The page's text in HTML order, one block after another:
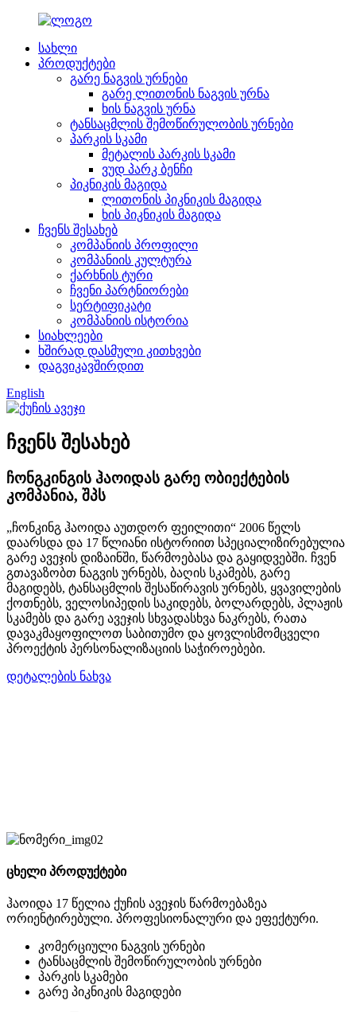
სახლი
პროდუქტები
გარე ნაგვის ურნები
გარე ლითონის ნაგვის ურნა
ხის ნაგვის ურნა
ტანსაცმლის შემოწირულობის ურნები
პარკის სკამი
მეტალის პარკის სკამი
ვუდ პარკ ბენჩი
პიკნიკის მაგიდა
ლითონის პიკნიკის მაგიდა
ხის პიკნიკის მაგიდა
ჩვენს შესახებ
კომპანიის პროფილი
კომპანიის კულტურა
ქარხნის ტური
ჩვენი პარტნიორები
სერტიფიკატი
კომპანიის ისტორია
სიახლეები
ხშირად დასმული კითხვები
დაგვიკავშირდით
English
ჩვენს შესახებ
ჩონგკინგის ჰაოიდას გარე ობიექტების
კომპანია, შპს
„ჩონკინგ ჰაოიდა აუთდორ ფეილითი“ 2006 წელს
დაარსდა და 17 წლიანი ისტორიით სპეციალიზირებულია
გარე ავეჯის დიზაინში, წარმოებასა და გაყიდვებში. ჩვენ
გთავაზობთ ნაგვის ურნებს, ბაღის სკამებს, გარე
მაგიდებს, ტანსაცმლის შესაწირავის ურნებს, ყვავილების
ქოთნებს, ველოსიპედის საკიდებს, ბოლარდებს, პლაჟის
სკამებს და გარე ავეჯის სხვადასხვა ნაკრებს, რათა
დავაკმაყოფილოთ საბითუმო და ყოვლისმომცველი
პროექტის პერსონალიზაციის საჭიროებები.
დეტალების ნახვა
ცხელი პროდუქტები
ჰაოიდა 17 წელია ქუჩის ავეჯის წარმოებაზეა
ორიენტირებული. პროფესიონალური და ეფექტური.
კომერციული ნაგვის ურნები
ტანსაცმლის შემოწირულობის ურნები
პარკის სკამები
გარე პიკნიკის მაგიდები